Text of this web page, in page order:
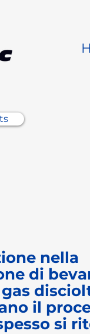
nella
di
il
si